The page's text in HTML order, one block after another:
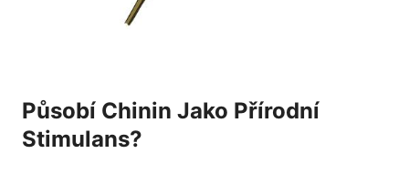
Působí Chinin Jako Přírodní
Stimulans?